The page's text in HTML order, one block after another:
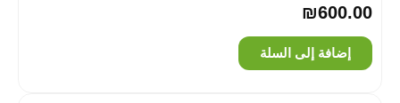
₪600.00
إضافة إلى السلة